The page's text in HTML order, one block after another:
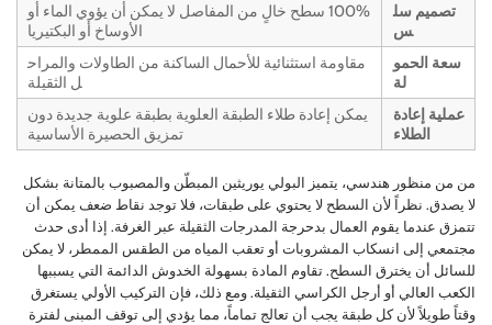
تصميم سل
س
100% سطح خالٍ من المفاصل لا يمكن أن يؤوي الماء أو
الأوساخ أو البكتيريا
سعة الحمو
لة
مقاومة استثنائية للأحمال الساكنة من الطاولات والمراح
ل الثقيلة
عملية إعادة
الطلاء
يمكن إعادة طلاء الطبقة العلوية بطبقة علوية جديدة دون
تمزيق الحصيرة الأساسية
من من منظور هندسي، يتميز البولي يوريثين المبطّن والمصبوب بالمتانة بشكل
لا يصدق. نظراً لأن السطح لا يحتوي على طبقات، فلا توجد نقاط ضعف يمكن أن
تتمزق عندما يقوم العمال بدحرجة المدرجات الثقيلة عبر الغرفة. إذا أدى حدث
مجتمعي إلى انسكاب المشروبات أو تعقب المياه من الطقس الممطر، لا يمكن
للسائل أن يخترق السطح. تقاوم المادة بسهولة الخدوش الدائمة التي يسببها
الكعب العالي أو أرجل الكراسي الثقيلة. ومع ذلك، فإن التركيب الأولي يستغرق
وقتاً طويلاً لأن كل طبقة يجب أن تعالج تماماً، مما يؤدي إلى توقف المبنى لفترة